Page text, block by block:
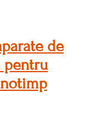
de
pentru